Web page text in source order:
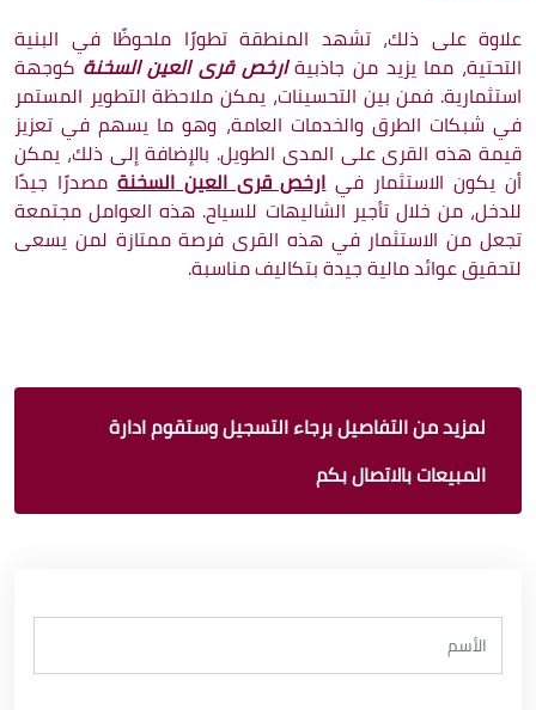
علاوة على ذلك، تشهد المنطقة تطورًا ملحوظًا في البنية
التحتية، مما يزيد من جاذبيةارخص قرى العين السخنةكوجهة
استثمارية. فمن بين التحسينات، يمكن ملاحظة التطوير المستمر
في شبكات الطرق والخدمات العامة، وهو ما يسهم في تعزيز
قيمة هذه القرى على المدى الطويل. بالإضافة إلى ذلك، يمكن
أن يكون الاستثمار فيارخص قرى العين السخنةمصدرًا جيدًا
للدخل، من خلال تأجير الشاليهات للسياح. هذه العوامل مجتمعة
تجعل من الاستثمار في هذه القرى فرصة ممتازة لمن يسعى
لتحقيق عوائد مالية جيدة بتكاليف مناسبة.
لمزيد من التفاصيل برجاء التسجيل وستقوم ادارة
المبيعات بالاتصال بكم